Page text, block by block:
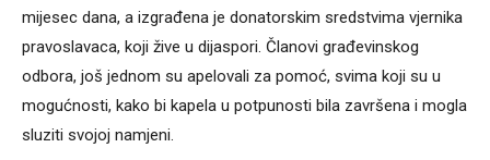
mijesec dana, a izgrađena je donatorskim sredstvima vjernika
pravoslavaca, koji žive u dijaspori. Članovi građevinskog
odbora, još jednom su apelovali za pomoć, svima koji su u
mogućnosti, kako bi kapela u potpunosti bila završena i mogla
sluziti svojoj namjeni.